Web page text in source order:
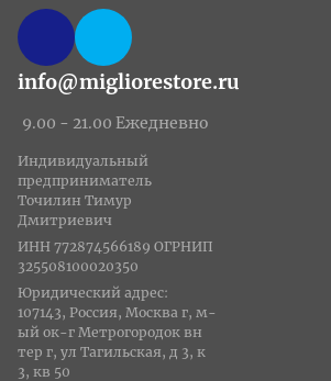
info@migliorestore.ru
9.00 - 21.00 Ежедневно
Индивидуальный
предприниматель
Точилин Тимур
Дмитриевич
ИНН 772874566189 ОГРНИП
325508100020350
Юридический адрес:
107143, Россия, Москва г, м-
ый ок-г Метрогородок вн
тер г, ул Тагильская, д 3, к
3, кв 50